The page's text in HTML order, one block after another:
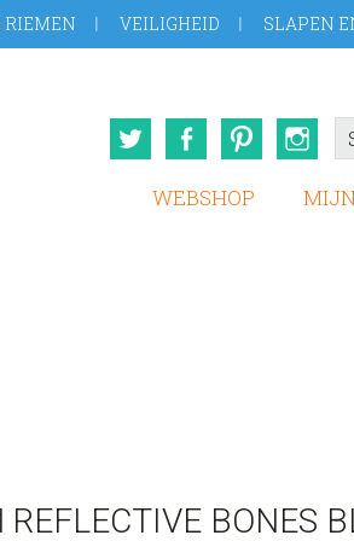
RIEMEN VEILIGHEID SLAPEN
TwitterFacebook
WEBSHOP
BONES